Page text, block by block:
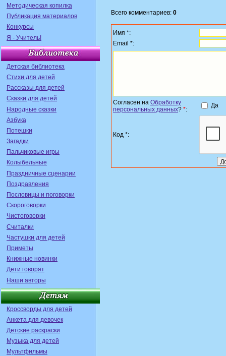
Методическая копилка
Публикация материалов
Конкурсы
Я - Учитель!
Детская библиотека
Стихи для детей
Рассказы для детей
Сказки для детей
Народные сказки
Азбука
Потешки
Загадки
Пальчиковые игры
Колыбельные
Праздничные сценарии
Поздравления
Пословицы и поговорки
Скороговорки
Чистоговорки
Считалки
Частушки для детей
Приметы
Книжные новинки
Дети говорят
Наши авторы
Кроссворды для детей
Анкета для девочек
Детские раскраски
Музыка для детей
Мультфильмы
Всего комментариев: 0
Имя *:
Email *:
Согласен на Обработку
персональных данных? *:
Да
Код *: